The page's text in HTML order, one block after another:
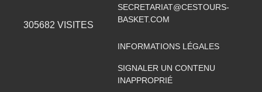
305682 VISITES
SECRETARIAT@CESTOURS-
BASKET.COM
INFORMATIONS LÉGALES
SIGNALER UN CONTENU
INAPPROPRIÉ